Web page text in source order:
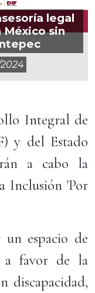
legal
México sin
Integral de
y del Estado
a cabo la
Inclusión 'Por
espacio de
a favor de la
discapacidad,